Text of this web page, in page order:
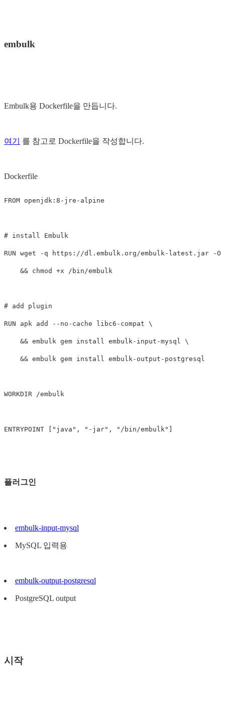
embulk
Embulk용 Dockerfile을 만듭니다.
여기 를 참고로 Dockerfile을 작성합니다.
Dockerfile
FROM openjdk:8-jre-alpine
# install Embulk
RUN wget -q https://dl.embulk.org/embulk-latest.jar -O
&& chmod +x /bin/embulk
# add plugin
RUN apk add --no-cache libc6-compat
&& embulk gem install embulk-input-mysql
&& embulk gem install embulk-output-postgresql
WORKDIR /embulk
ENTRYPOINT ["java", "-jar", "/bin/embulk"]
플러그인
embulk-input-mysql
MySQL 입력용
embulk-output-postgresql
PostgreSQL output
시작